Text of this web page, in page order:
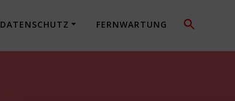
DATENSCHUTZ FERNWARTUNG